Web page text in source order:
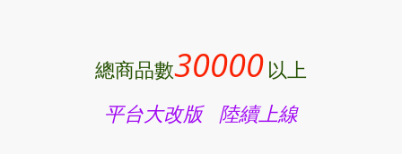
總商品數30000 以上
平台大改版 陸續上線